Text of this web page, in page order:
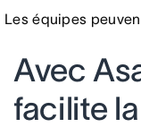
Les équipes
Avec
facilite